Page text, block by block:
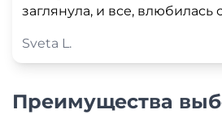
заглянула, и все, влюбилась
Sveta L.
Преимущества